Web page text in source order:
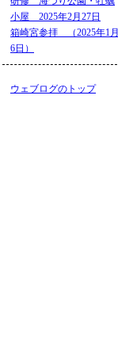
小屋 2025年2月27日
箱崎宮参拝 （2025年1月
6日）
ウェブログのトップ